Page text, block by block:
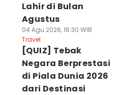
Lahir di Bulan
Agustus
04 Agu 2026, 16:30 WIB
Travel
[QUIZ] Tebak
Negara Berprestasi
di Piala Dunia 2026
dari Destinasi